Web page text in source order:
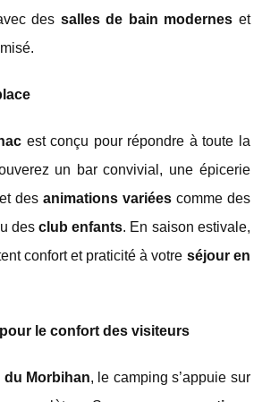
des salles de bain modernes et
est conçu pour répondre à toute la
un bar convivial, une épicerie
des animations variéescomme des
desclub enfants. En saison estivale,
confort et praticité à votre séjour en
le confort des visiteurs
du Morbihan, le camping s’appuie sur